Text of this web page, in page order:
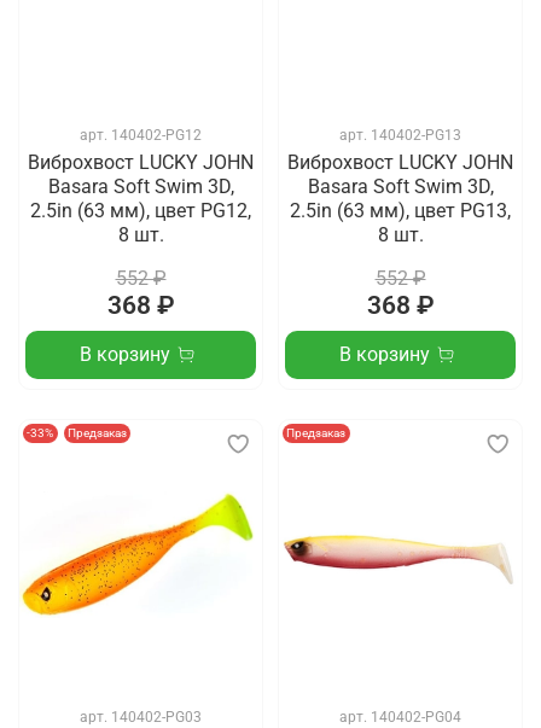
арт. 140402-PG12
Виброхвост LUCKY JOHN
Basara Soft Swim 3D,
2.5in (63 мм), цвет PG12,
8 шт.
552 ₽
368 ₽
В корзину
арт. 140402-PG13
Виброхвост LUCKY JOHN
Basara Soft Swim 3D,
2.5in (63 мм), цвет PG13,
8 шт.
552 ₽
368 ₽
В корзину
-33% Предзаказ
арт. 140402-PG03
Предзаказ
арт. 140402-PG04